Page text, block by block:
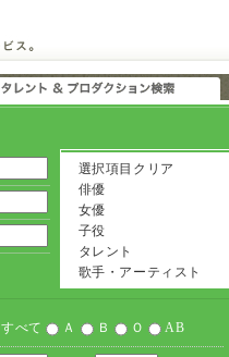
選択項目クリア
俳優
女優
子役
タレント
歌手・アーティスト
すべて Ａ Ｂ Ｏ AB